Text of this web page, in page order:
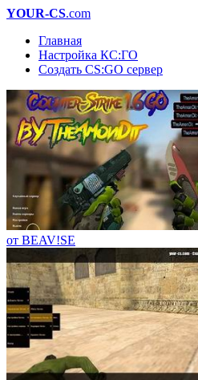
YOUR-CS.com
Главная
Настройка КС:ГО
Создать CS:GO сервер
от BEAV!SE